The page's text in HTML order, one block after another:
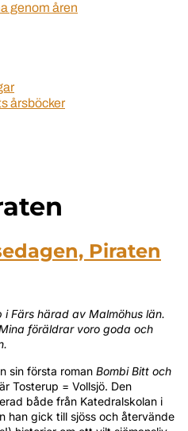
genom åren
årsböcker
Piraten
Färs härad av Malmöhus län.
föräldrar voro goda och
sin första roman Bombi Bitt och
Tosterup = Vollsjö. Den
både från Katedralskolan i
han gick till sjöss och återvände